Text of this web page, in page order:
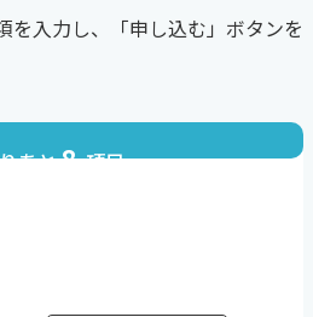
を入力し、「申し込む」ボタンを
あと8 項目